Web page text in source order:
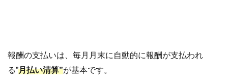
報酬の支払いは、毎月月末に自動的に報酬が支払われ
る”月払い清算”が基本です。